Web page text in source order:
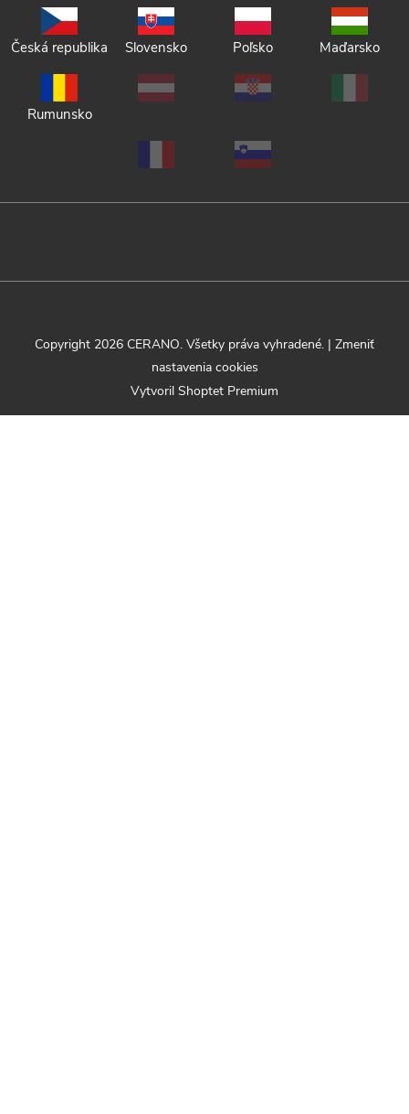
Česká republika Slovensko Poľsko Maďarsko
Rumunsko
Vytvoril Shoptet Premium
Copyright 2026 CERANO. Všetky práva vyhradené. | Zmeniť
nastavenia cookies